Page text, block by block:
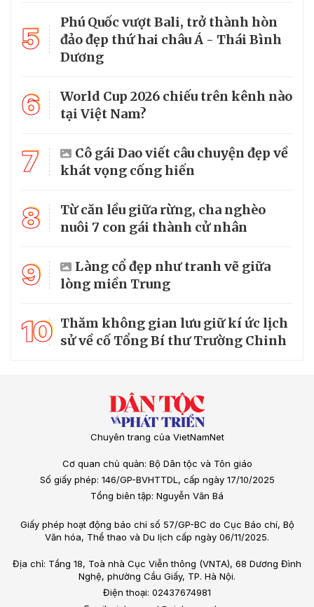
5
Phú Quốc vượt Bali, trở thành hòn
đảo đẹp thứ hai châu Á - Thái Bình
Dương
6
World Cup 2026 chiếu trên kênh nào
tại Việt Nam?
7
Cô gái Dao viết câu chuyện đẹp về
khát vọng cống hiến
8
Từ căn lều giữa rừng, cha nghèo
nuôi 7 con gái thành cử nhân
9
Làng cổ đẹp như tranh vẽ giữa
lòng miền Trung
10 Thăm không gian lưu giữ kí ức lịch
sử về cố Tổng Bí thư Trường Chinh
Chuyên trang của VietNamNet
Cơ quan chủ quản: Bộ Dân tộc và Tôn giáo
Số giấy phép: 146/GP-BVHTTDL, cấp ngày 17/10/2025
Tổng biên tập: Nguyễn Văn Bá
Giấy phép hoạt động báo chí số 57/GP-BC do Cục Báo chí, Bộ
Văn hóa, Thể thao và Du lịch cấp ngày 06/11/2025.
Địa chỉ: Tầng 18, Toà nhà Cục Viễn thông (VNTA), 68 Dương Đình
Nghệ, phường Cầu Giấy, TP. Hà Nội.
Điện thoại: 02437674981